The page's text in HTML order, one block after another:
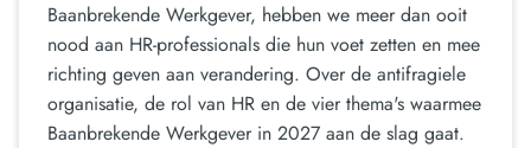
Baanbrekende Werkgever, hebben we meer dan ooit
nood aan HR-professionals die hun voet zetten en mee
richting geven aan verandering. Over de antifragiele
organisatie, de rol van HR en de vier thema's waarmee
Baanbrekende Werkgever in 2027 aan de slag gaat.